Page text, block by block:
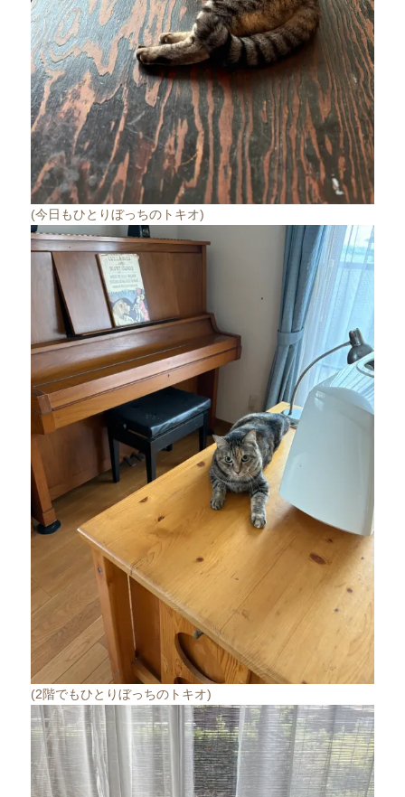
(今日もひとりぼっちのトキオ)
(2階でもひとりぼっちのトキオ)